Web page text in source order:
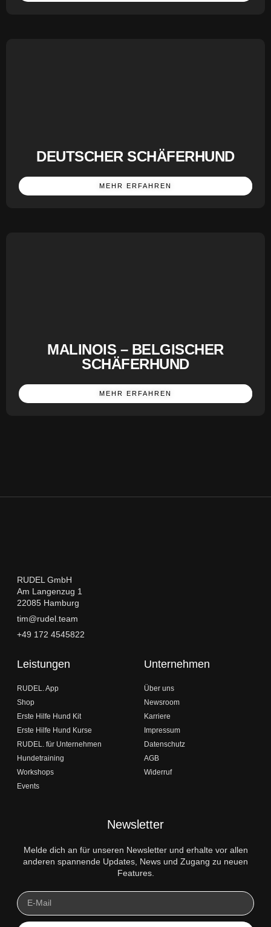
DEUTSCHER SCHÄFERHUND
MEHR ERFAHREN
MALINOIS – BELGISCHER
SCHÄFERHUND
MEHR ERFAHREN
RUDEL GmbH
Am Langenzug 1
22085 Hamburg
tim@rudel.team
+49 172 4545822
Leistungen
RUDEL. App
Shop
Erste Hilfe Hund Kit
Erste Hilfe Hund Kurse
RUDEL. für Unternehmen
Hundetraining
Workshops
Events
Unternehmen
Über uns
Newsroom
Karriere
Impressum
Datenschutz
AGB
Widerruf
Newsletter
Melde dich an für unseren Newsletter und erhalte vor allen
anderen spannende Updates, News und Zugang zu neuen
Features.